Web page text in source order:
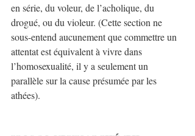
en série, du voleur, de l’acholique, du
drogué, ou du violeur. (Cette section ne
sous-entend aucunement que commettre un
attentat est équivalent à vivre dans
l’homosexualité, il y a seulement un
parallèle sur la cause présumée par les
athées).